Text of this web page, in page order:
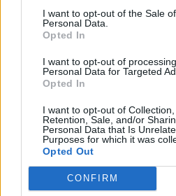
I want to opt-out of the Sale
Personal Data.
Opted In
I want to opt-out of
Personal Data for Targeted
Opted In
I want to opt-out of Collection,
Retention, Sale, and/or
Personal Data that Is
Purposes for which it was
Opted Out
CONFIRM
regisztrációhoz kötött.
Az előfizetés a következőket
Kötéslisták: BÉT elmúlt 2
kötéslistái
MÁR ELŐFIZETŐNK VAGY?